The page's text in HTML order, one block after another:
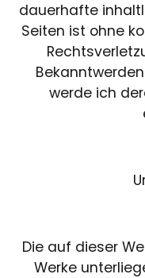
dauerhafte
Seiten ist ohne
werde ich
Die auf dieser
Werke